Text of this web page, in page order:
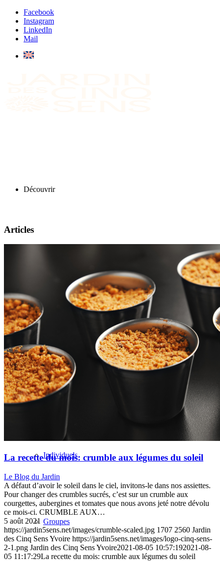
Facebook
Instagram
LinkedIn
Mail
Découvrir
Billetterie
Individuels
Groupes
Articles
La recette du mois: crumble aux légumes du soleil
Le Blog du Jardin
A défaut d’avoir le soleil dans le ciel, invitons-le dans nos assiettes.
Pour changer des crumbles sucrés, c’est sur un crumble aux
courgettes, aubergines et tomates que nous avons jeté notre dévolu
ce mois-ci. CRUMBLE AUX…
5 août 2021
https://jardin5sens.net/images/crumble-scaled.jpg 1707 2560 Jardin
des Cinq Sens Yvoire https://jardin5sens.net/images/logo-cinq-sens-
2-1.png Jardin des Cinq Sens Yvoire2021-08-05 10:57:192021-08-
05 11:17:29La recette du mois: crumble aux légumes du soleil